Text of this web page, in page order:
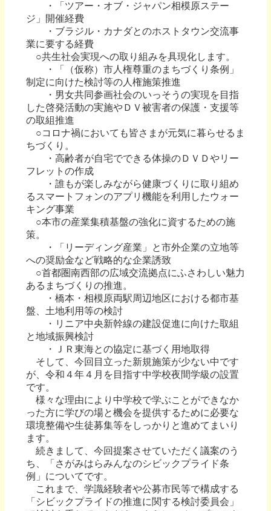
・「ツアー・オブ・ジャパン相模原ステー
ジ」開催経費
・ブラジル・カナダとのホストタウン交流事
業に要する経費
○共生社会実現への取り組みを具現化します。
・「（仮称）市人権尊重のまちづくり条例」
制定に向けた検討等の人権施策推進
・男女共同参画社会のいっそうの実現を目指
した啓発活動の実施やＤＶ被害者の保護・支援等
の取組推進
○コロナ禍においても皆さまが元気に暮らせるま
ちづくり。
・高齢者が自宅でできる体操のＤＶＤやリー
フレットの作成
・誰もが楽しみながら健康づくりに取り組め
るスマートフォンのアプリ機能を利用したウォー
キング事業
○本市の産業集積基盤の強化に資するための施
策。
・「リーディング産業」と市外企業の立地等
への奨励金など戦略的な企業誘致
○首都圏南西部の広域交流拠点にふさわしい魅力
あるまちづくりの推進。
・橋本・相模原両駅周辺地区における都市基
盤、土地利用等の検討
・リニア中央新幹線の建設促進に向けた取組
と地域振興検討
・ＪＲ東海との協定に基づく用地取得
そして、今回目立った新規施策が少ない中です
が、令和４年４月を目指す中学校夜間学級の設置
です。
様々な理由により中学校で学ぶことができなか
った方に学びの場と機会を提供するために必要な
環境整備や生徒募集等をしっかりと進めてまいり
ます。
続きまして、今回提案させていただく議案のう
ち、「さがみはらみんなのシビックプライド条
例」についてです。
これまで、学識経験者や公募市民等で構成する
「シビックプライドの推進に関する検討委員会」